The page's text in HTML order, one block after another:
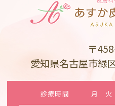
〒
愛知県名古屋市緑
診療時間 月 火